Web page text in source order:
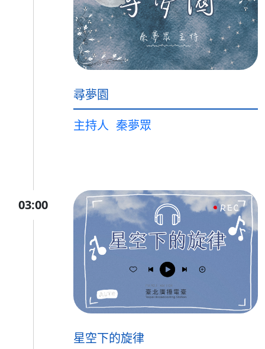
尋夢園
主持人 秦夢眾
03:00
星空下的旋律